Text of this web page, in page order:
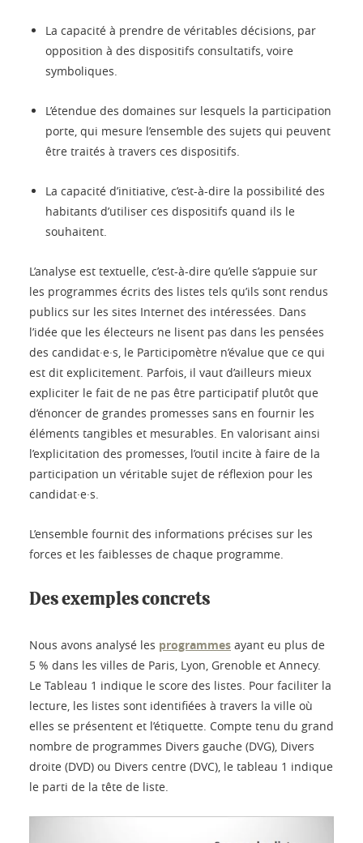
La capacité à prendre de véritables décisions, par
opposition à des dispositifs consultatifs, voire
symboliques.
L’étendue des domaines sur lesquels la participation
porte, qui mesure l’ensemble des sujets qui peuvent
être traités à travers ces dispositifs.
La capacité d’initiative, c’est-à-dire la possibilité des
habitants d’utiliser ces dispositifs quand ils le
souhaitent.
L’analyse est textuelle, c’est-à-dire qu’elle s’appuie sur
les programmes écrits des listes tels qu’ils sont rendus
publics sur les sites Internet des intéressées. Dans
l’idée que les électeurs ne lisent pas dans les pensées
des candidat·e·s, le Participomètre n’évalue que ce qui
est dit explicitement. Parfois, il vaut d’ailleurs mieux
expliciter le fait de ne pas être participatif plutôt que
d’énoncer de grandes promesses sans en fournir les
éléments tangibles et mesurables. En valorisant ainsi
l’explicitation des promesses, l’outil incite à faire de la
participation un véritable sujet de réflexion pour les
candidat·e·s.
L’ensemble fournit des informations précises sur les
forces et les faiblesses de chaque programme.
Des exemples concrets
Nous avons analysé les programmes ayant eu plus de
5 % dans les villes de Paris, Lyon, Grenoble et Annecy.
Le Tableau 1 indique le score des listes. Pour faciliter la
lecture, les listes sont identifiées à travers la ville où
elles se présentent et l’étiquette. Compte tenu du grand
nombre de programmes Divers gauche (DVG), Divers
droite (DVD) ou Divers centre (DVC), le tableau 1 indique
le parti de la tête de liste.